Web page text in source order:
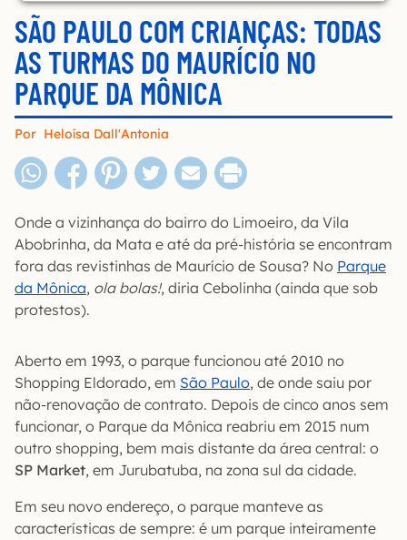
SÃO PAULO COM CRIANÇAS: TODAS
AS TURMAS DO MAURÍCIO NO
PARQUE DA MÔNICA
Por Heloísa Dall'Antonia
Onde a vizinhança do bairro do Limoeiro, da Vila
Abobrinha, da Mata e até da pré-história se encontram
fora das revistinhas de Maurício de Sousa? No Parque
da Mônica, ola bolas!, diria Cebolinha (ainda que sob
protestos).
Aberto em 1993, o parque funcionou até 2010 no
Shopping Eldorado, em São Paulo, de onde saiu por
não-renovação de contrato. Depois de cinco anos sem
funcionar, o Parque da Mônica reabriu em 2015 num
outro shopping, bem mais distante da área central: o
SP Market, em Jurubatuba, na zona sul da cidade.
Em seu novo endereço, o parque manteve as
características de sempre: é um parque inteiramente